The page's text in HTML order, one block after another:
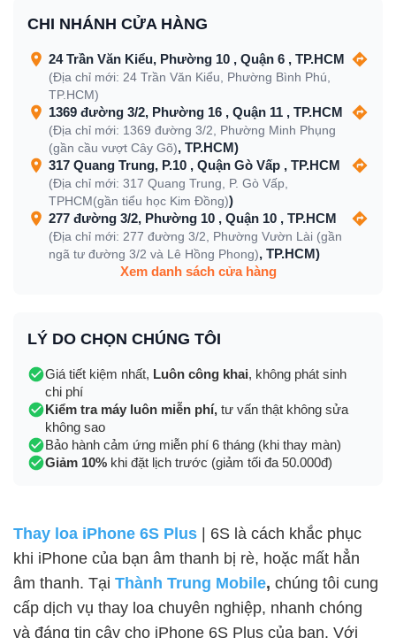
CHI NHÁNH CỬA HÀNG
24 Trần Văn Kiểu, Phường 10 , Quận 6 , TP.HCM
(Địa chỉ mới: 24 Trần Văn Kiểu, Phường Bình Phú,
TP.HCM)
1369 đường 3/2, Phường 16 , Quận 11 , TP.HCM
(Địa chỉ mới: 1369 đường 3/2, Phường Minh Phụng
(gần cầu vượt Cây Gõ), TP.HCM)
317 Quang Trung, P.10 , Quận Gò Vấp , TP.HCM
(Địa chỉ mới: 317 Quang Trung, P. Gò Vấp,
TPHCM(gần tiểu học Kim Đồng))
277 đường 3/2, Phường 10 , Quận 10 , TP.HCM
(Địa chỉ mới: 277 đường 3/2, Phường Vườn Lài (gần
ngã tư đường 3/2 và Lê Hồng Phong), TP.HCM)
Xem danh sách cửa hàng
LÝ DO CHỌN CHÚNG TÔI
Giá tiết kiệm nhất, Luôn công khai, không phát sinh
chi phí
Kiểm tra máy luôn miễn phí, tư vấn thật không sửa
không sao
Bảo hành cảm ứng miễn phí 6 tháng (khi thay màn)
Giảm 10% khi đặt lịch trước (giảm tối đa 50.000đ)
Thay loa iPhone 6S Plus | 6S là cách khắc phục
khi iPhone của bạn âm thanh bị rè, hoặc mất hẳn
âm thanh. Tại Thành Trung Mobile, chúng tôi cung
cấp dịch vụ thay loa chuyên nghiệp, nhanh chóng
và đáng tin cậy cho iPhone 6S Plus của bạn. Với